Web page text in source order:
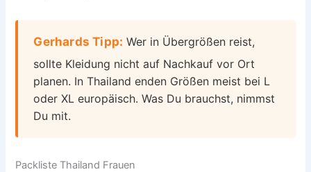
Gerhards Tipp: Wer in Übergrößen reist,
sollte Kleidung nicht auf Nachkauf vor Ort
planen. In Thailand enden Größen meist bei L
oder XL europäisch. Was Du brauchst, nimmst
Du mit.
Packliste Thailand Frauen